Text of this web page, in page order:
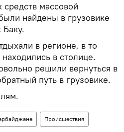
массовой
найдены в грузовике
в регионе, в то
в столице.
решили вернуться в
путь в грузовике.
Происшествия